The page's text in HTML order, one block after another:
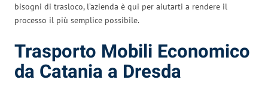
bisogni di trasloco, l’azienda è qui per aiutarti a rendere il
processo il più semplice possibile.
Trasporto Mobili Economico
da Catania a Dresda